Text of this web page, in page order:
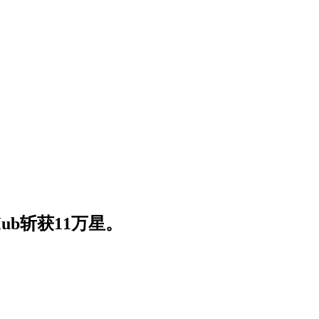
斩获11万星。